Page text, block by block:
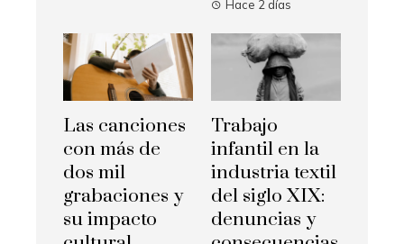
Hace 2 días
Las canciones
con más de
dos mil
grabaciones y
su impacto
Trabajo
infantil en la
industria textil
del siglo XIX:
denuncias y